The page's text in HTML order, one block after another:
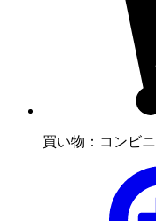
買い物：コンビニ